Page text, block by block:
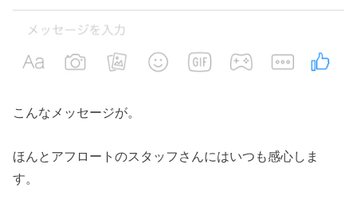
こんなメッセージが。
ほんとアフロートのスタッフさんにはいつも感心しま
す。